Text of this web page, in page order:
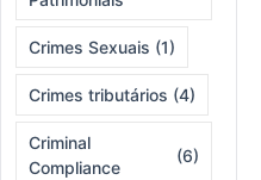
Crimes Sexuais (1)
Crimes tributários (4)
Criminal
Compliance
(6)